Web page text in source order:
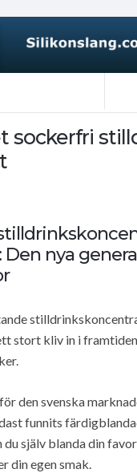
sockerfri
nya
stort kliv in i
den svenska
funnits
du själv blanda din
din egen smak.